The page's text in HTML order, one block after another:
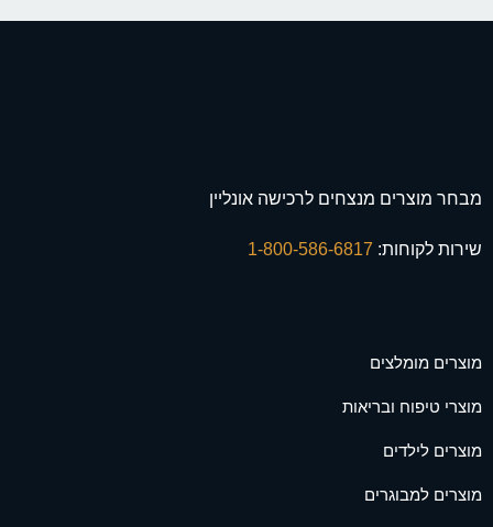
מבחר מוצרים מנצחים לרכישה אונליין
שירות לקוחות:
מוצרים מומלצים
מוצרי טיפוח ובריאות
מוצרים לילדים
מוצרים למבוגרים